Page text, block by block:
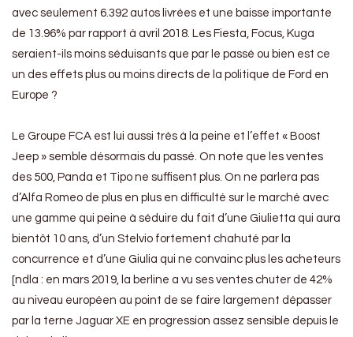
avec seulement 6.392 autos livrées et une baisse importante
de 13.96% par rapport à avril 2018. Les Fiesta, Focus, Kuga
seraient-ils moins séduisants que par le passé ou bien est ce
un des effets plus ou moins directs de la politique de Ford en
Europe ?
Le Groupe FCA est lui aussi très à la peine et l’effet « Boost
Jeep » semble désormais du passé. On note que les ventes
des 500, Panda et Tipo ne suffisent plus. On ne parlera pas
d’Alfa Romeo de plus en plus en difficulté sur le marché avec
une gamme qui peine à séduire du fait d’une Giulietta qui aura
bientôt 10 ans, d’un Stelvio fortement chahuté par la
concurrence et d’une Giulia qui ne convainc plus les acheteurs
[ndla : en mars 2019, la berline a vu ses ventes chuter de 42%
au niveau européen au point de se faire largement dépasser
par la terne Jaguar XE en progression assez sensible depuis le